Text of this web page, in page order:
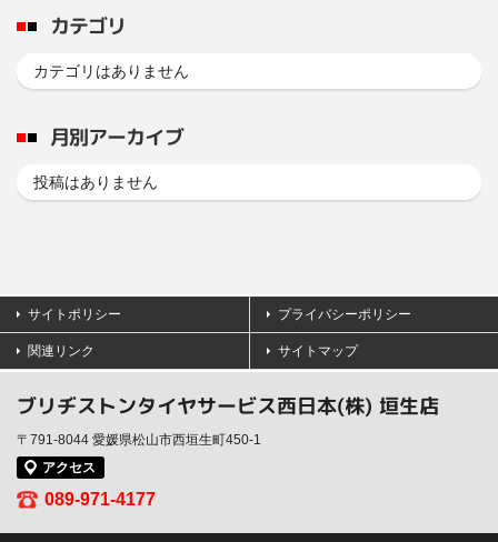
カテゴリ
カテゴリはありません
月別アーカイブ
投稿はありません
サイトポリシー プライバシーポリシー
関連リンク サイトマップ
ブリヂストンタイヤサービス西日本(株) 垣生店
〒791-8044 愛媛県松山市西垣生町450-1
アクセス
089-971-4177